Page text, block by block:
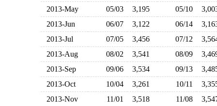
2013-May
05/03 3,195 05/10
2013-Jun
06/07 3,122 06/14
2013-Jul
07/05 3,456 07/12
2013-Aug
08/02 3,541 08/09
2013-Sep
09/06 3,534 09/13
2013-Oct
10/04 3,261 10/11
2013-Nov
11/01 3,518 11/08